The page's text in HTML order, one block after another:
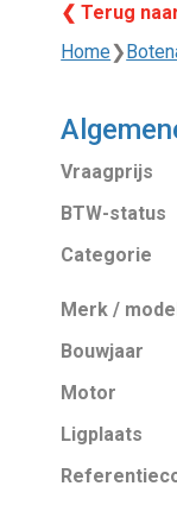
❮ Terug
Home❯
Vraagprijs
BTW-status
Categorie
Merk / model
Bouwjaar
Motor
Ligplaats